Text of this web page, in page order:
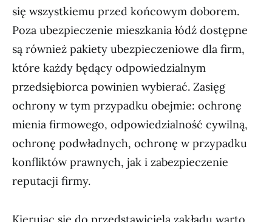
się wszystkiemu przed końcowym doborem.
Poza ubezpieczenie mieszkania łódź dostępne
są również pakiety ubezpieczeniowe dla firm,
które każdy będący odpowiedzialnym
przedsiębiorca powinien wybierać. Zasięg
ochrony w tym przypadku obejmie: ochronę
mienia firmowego, odpowiedzialność cywilną,
ochronę podwładnych, ochronę w przypadku
konfliktów prawnych, jak i zabezpieczenie
reputacji firmy.